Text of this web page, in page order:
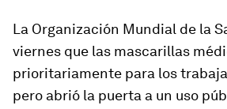
La Organización Mundial de la
viernes que las mascarillas
prioritariamente para los
pero abrió la puerta a un uso